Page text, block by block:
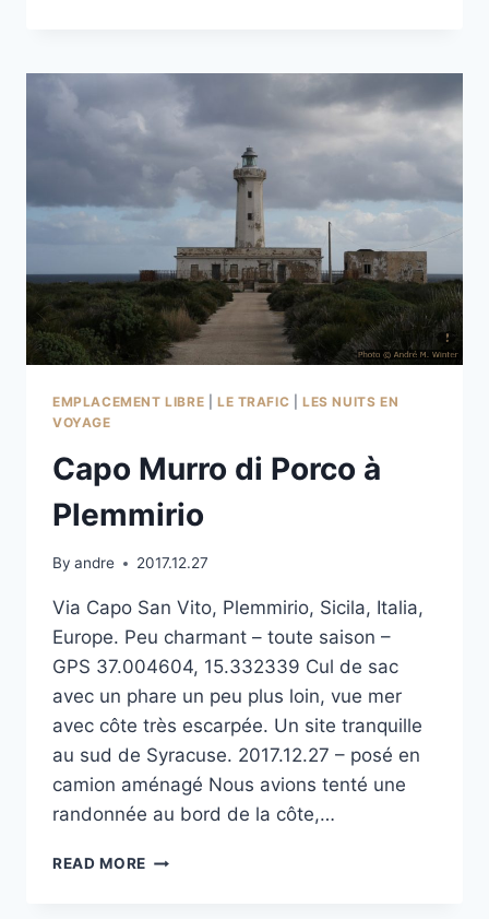
SANTA
SCALA
EMPLACEMENT LIBRE LE TRAFIC |LES NUITS EN
VOYAGE
Capo Murro di Porco à
Plemmirio
By andre 2017.12.27
Via Capo San Vito, Plemmirio, Sicila, Italia,
Europe. Peu charmant – toute saison –
GPS 37.004604, 15.332339 Cul de sac
avec un phare un peu plus loin, vue mer
avec côte très escarpée. Un site tranquille
au sud de Syracuse. 2017.12.27 – posé en
camion aménagé Nous avions tenté une
randonnée au bord de la côte,…
READ MORE CAPO